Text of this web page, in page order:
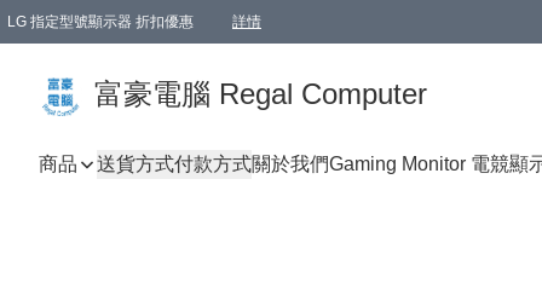
LG 指定型號顯示器 折扣優惠 詳情
富豪電腦 Regal Computer
商品 送貨方式付款方式關於我們Gaming Monitor 電競顯